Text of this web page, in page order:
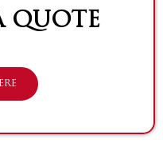
QUOTE